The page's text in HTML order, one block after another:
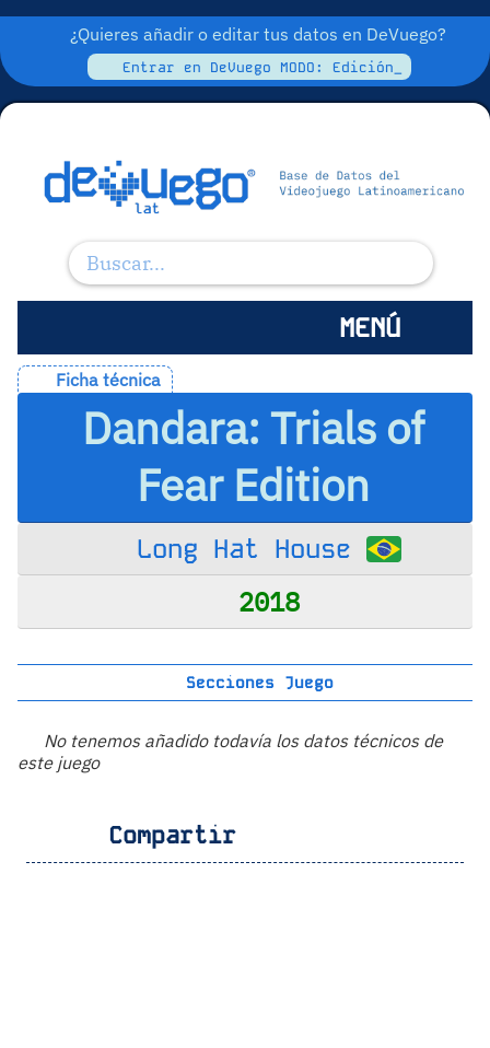
¿Quieres añadir o editar tus datos en DeVuego?
Entrar en DeVuego MODO: Edición_
MENÚ
Ficha técnica
Dandara: Trials of
Fear Edition
Long Hat House
2018
Secciones Juego
No tenemos añadido todavía los datos técnicos de
este juego
Compartir